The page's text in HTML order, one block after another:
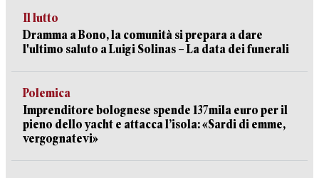
Il lutto
Dramma a Bono, la comunità si prepara a dare
l'ultimo saluto a Luigi Solinas – La data dei funerali
Polemica
Imprenditore bolognese spende 137mila euro per il
pieno dello yacht e attacca l’isola: «Sardi di emme,
vergognatevi»